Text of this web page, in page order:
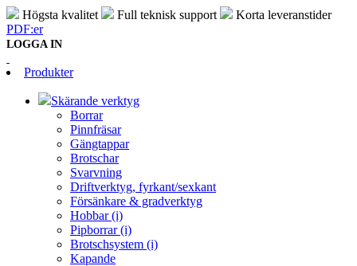
Högsta kvalitet Full teknisk support
Korta leveranstider
PDF:er
LOGGA IN
Produkter
Skärande verktyg
Borrar
Pinnfräsar
Gängtappar
Brotschar
Svarvning
Driftverktyg, fyrkant/sexkant
Försänkare & gradverktyg
Hobbar (i)
Pipborrar (i)
Brotschsystem (i)
Kapande